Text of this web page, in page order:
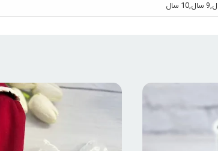
,9 سال ,10 سال